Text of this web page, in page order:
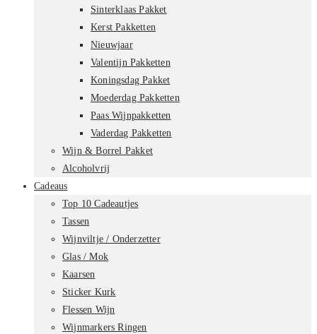
Sinterklaas Pakket
Kerst Pakketten
Nieuwjaar
Valentijn Pakketten
Koningsdag Pakket
Moederdag Pakketten
Paas Wijnpakketten
Vaderdag Pakketten
Wijn & Borrel Pakket
Alcoholvrij
Cadeaus
Top 10 Cadeautjes
Tassen
Wijnviltje / Onderzetter
Glas / Mok
Kaarsen
Sticker Kurk
Flessen Wijn
Wijnmarkers Ringen